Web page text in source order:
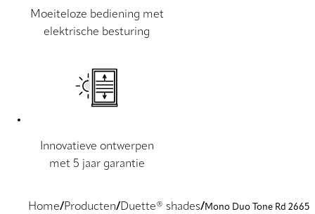
Moeiteloze bediening met
elektrische besturing
Innovatieve ontwerpen
met 5 jaar garantie
Home Producten Duette® shades
Mono Duo Tone Rd 2665